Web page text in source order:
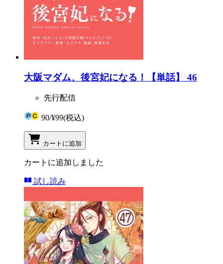
大阪マダム、後宮妃になる！【単話】 46
先行配信
90/¥99(税込)
カートに追加
カートに追加しました
試し読み